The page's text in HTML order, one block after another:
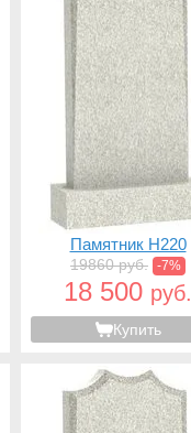
Памятник H220
19860 руб. -7%
18 500 руб.
Купить